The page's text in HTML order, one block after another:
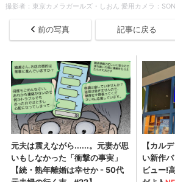
撮影者：東京カメラガールズ・しおん 愛用カメラ：
前の写真 記事に戻る